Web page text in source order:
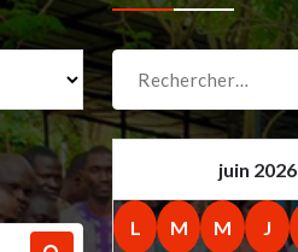
Recherche
pour :
juin 2026
L M M J